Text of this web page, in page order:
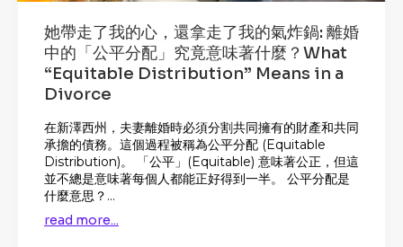
她帶走了我的心，還拿走了我的氣炸鍋: 離婚
中的「公平分配」究竟意味著什麼？What
“Equitable Distribution” Means in a
Divorce
在新澤西州，夫妻離婚時必須分割共同擁有的財產和共同
承擔的債務。這個過程被稱為公平分配 (Equitable
Distribution)。 「公平」(Equitable) 意味著公正，但這
並不總是意味著每個人都能正好得到一半。 公平分配是
什麼意思？...
read more...